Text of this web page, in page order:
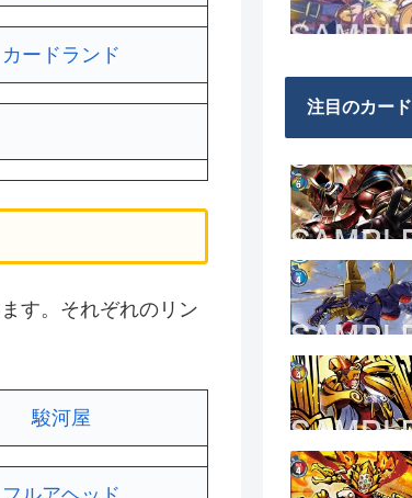
カードランド
す。それぞれのリン
駿河屋
注目のカード